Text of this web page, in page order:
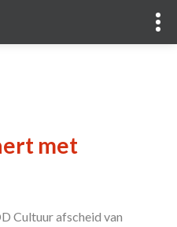
met
Cultuur afscheid van